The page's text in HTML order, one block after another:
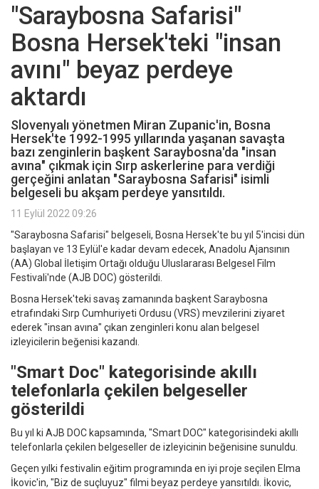
"Saraybosna Safarisi"
Bosna Hersek'teki "insan
avını" beyaz perdeye
aktardı
Slovenyalı yönetmen Miran Zupanic'in, Bosna
Hersek'te 1992-1995 yıllarında yaşanan savaşta
bazı zenginlerin başkent Saraybosna'da "insan
avına" çıkmak için Sırp askerlerine para verdiği
gerçeğini anlatan "Saraybosna Safarisi" isimli
belgeseli bu akşam perdeye yansıtıldı.
11 Eylül 2022 09:26
"Saraybosna Safarisi" belgeseli, Bosna Hersek'te bu yıl 5'incisi dün
başlayan ve 13 Eylül'e kadar devam edecek, Anadolu Ajansının
(AA) Global İletişim Ortağı olduğu Uluslararası Belgesel Film
Festivali'nde (AJB DOC) gösterildi.
Bosna Hersek'teki savaş zamanında başkent Saraybosna
etrafındaki Sırp Cumhuriyeti Ordusu (VRS) mevzilerini ziyaret
ederek "insan avına" çıkan zenginleri konu alan belgesel
izleyicilerin beğenisi kazandı.
"Smart Doc" kategorisinde akıllı
telefonlarla çekilen belgeseller
gösterildi
Bu yıl ki AJB DOC kapsamında, "Smart DOC" kategorisindeki akıllı
telefonlarla çekilen belgeseller de izleyicinin beğenisine sunuldu.
Geçen yılki festivalin eğitim programında en iyi proje seçilen Elma
İkovic'in, "Biz de suçluyuz" filmi beyaz perdeye yansıtıldı. İkovic,